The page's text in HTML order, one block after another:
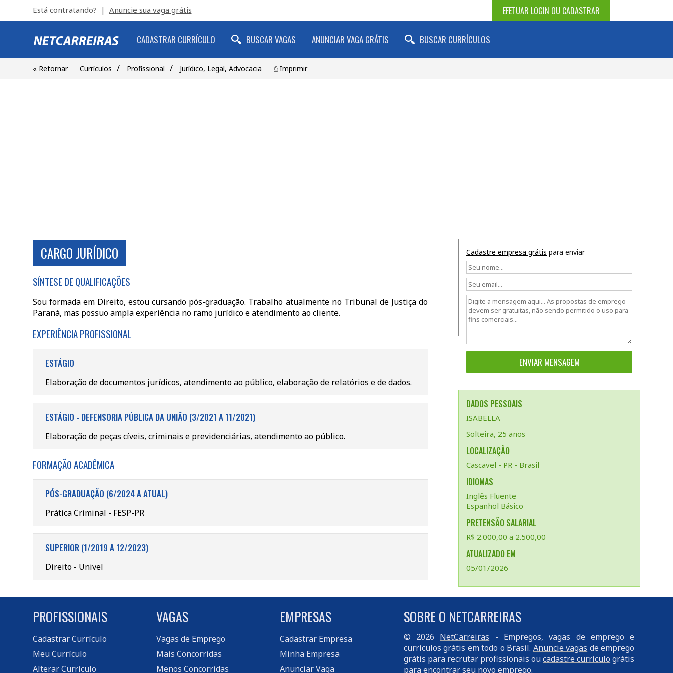
EFETUAR LOGIN OU CADASTRAR
Está contratando? | Anuncie sua vaga grátis
CADASTRAR CURRÍCULO BUSCAR VAGAS ANUNCIAR VAGA GRÁTIS BUSCAR CURRÍCULOS
« Retornar Currículos / Profissional / Jurídico, Legal, Advocacia ⎙ Imprimir
Cadastre empresa grátis para enviar
DADOS PESSOAIS
ISABELLA
Solteira, 25 anos
LOCALIZAÇÃO
Cascavel - PR - Brasil
IDIOMAS
Inglês Fluente
Espanhol Básico
PRETENSÃO SALARIAL
R$ 2.000,00 a 2.500,00
ATUALIZADO EM
05/01/2026
CARGO JURÍDICO
SÍNTESE DE QUALIFICAÇÕES
Sou formada em Direito, estou cursando pós-graduação. Trabalho atualmente no Tribunal de Justiça do
Paraná, mas possuo ampla experiência no ramo jurídico e atendimento ao cliente.
EXPERIÊNCIA PROFISSIONAL
ESTÁGIO
Elaboração de documentos jurídicos, atendimento ao público, elaboração de relatórios e de dados.
ESTÁGIO - DEFENSORIA PÚBLICA DA UNIÃO (3/2021 A 11/2021)
Elaboração de peças cíveis, criminais e previdenciárias, atendimento ao público.
FORMAÇÃO ACADÊMICA
PÓS-GRADUAÇÃO (6/2024 A ATUAL)
Prática Criminal - FESP-PR
SUPERIOR (1/2019 A 12/2023)
Direito - Univel
PROFISSIONAIS
Cadastrar Currículo
Meu Currículo
Alterar Currículo
VAGAS
Vagas de Emprego
Mais Concorridas
Menos Concorridas
EMPRESAS
Cadastrar Empresa
Minha Empresa
Anunciar Vaga
SOBRE O NETCARREIRAS
© 2026 NetCarreiras - Empregos, vagas de emprego e
currículos grátis em todo o Brasil. Anuncie vagas de emprego
grátis para recrutar profissionais oucadastre currículo grátis
para encontrar seu novo emprego.